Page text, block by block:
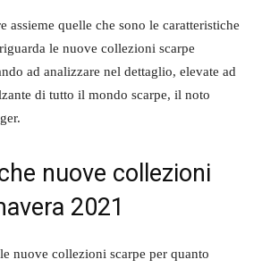
assieme quelle che sono le caratteristiche
le nuove collezioni scarpe
ad analizzare nel dettaglio, elevate ad
di tutto il mondo scarpe, il noto
nuove collezioni
2021
nuove collezioni scarpe per quanto